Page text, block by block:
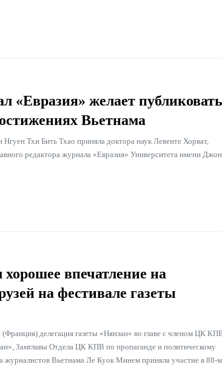
«Евразия» желает публиковать
Вьетнама
Тхи Бить Тхао приняла доктора наук Левенте Хорват,
редактора журнала «Евразия» Университета имени
впечатление на
на фестивале газеты
делегация газеты «Нянзан» во главе с членом ЦК
Замглавы Отдела ЦК КПВ по пропаганде и политическому
журналистов Вьетнама Ле Куок Минем приняла участие в 88-м